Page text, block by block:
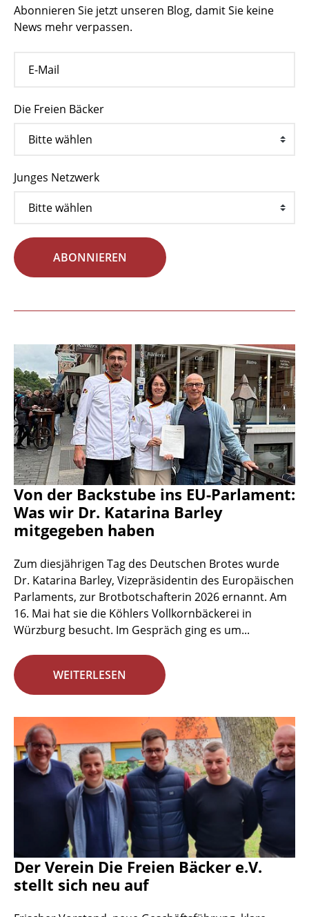
Abonnieren Sie jetzt unseren Blog, damit Sie keine
News mehr verpassen.
Die Freien Bäcker
Junges Netzwerk
ABONNIEREN
Von der Backstube ins EU-Parlament:
Was wir Dr. Katarina Barley
mitgegeben haben
Zum diesjährigen Tag des Deutschen Brotes wurde
Dr. Katarina Barley, Vizepräsidentin des Europäischen
Parlaments, zur Brotbotschafterin 2026 ernannt. Am
16. Mai hat sie die Köhlers Vollkornbäckerei in
Würzburg besucht. Im Gespräch ging es um...
WEITERLESEN
Der Verein Die Freien Bäcker e.V.
stellt sich neu auf